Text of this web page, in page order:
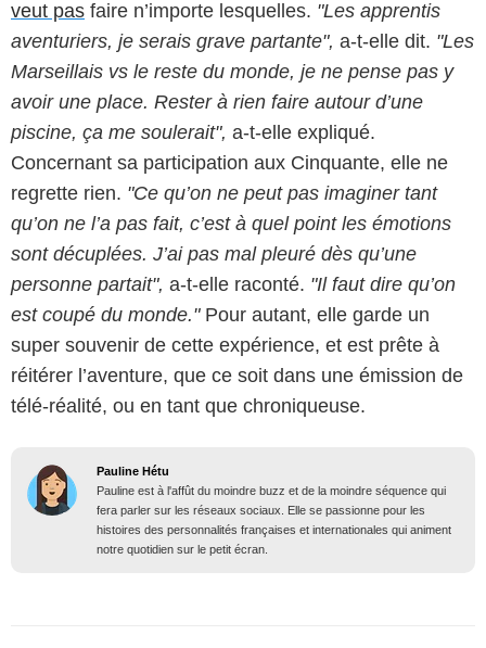
veut pas faire n’importe lesquelles. "Les apprentis
aventuriers, je serais grave partante", a-t-elle dit. "Les
Marseillais vs le reste du monde, je ne pense pas y
avoir une place. Rester à rien faire autour d’une
piscine, ça me soulerait", a-t-elle expliqué.
Concernant sa participation aux Cinquante, elle ne
regrette rien. "Ce qu’on ne peut pas imaginer tant
qu’on ne l’a pas fait, c’est à quel point les émotions
sont décuplées. J’ai pas mal pleuré dès qu’une
personne partait", a-t-elle raconté. "Il faut dire qu’on
est coupé du monde."Pour autant, elle garde un
super souvenir de cette expérience, et est prête à
réitérer l’aventure, que ce soit dans une émission de
télé-réalité, ou en tant que chroniqueuse.
Pauline Hétu
Pauline est à l'affût du moindre buzz et de la moindre séquence qui
fera parler sur les réseaux sociaux. Elle se passionne pour les
histoires des personnalités françaises et internationales qui animent
notre quotidien sur le petit écran.